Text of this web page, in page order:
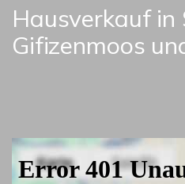
Hausverkauf in
Gifizenmoos